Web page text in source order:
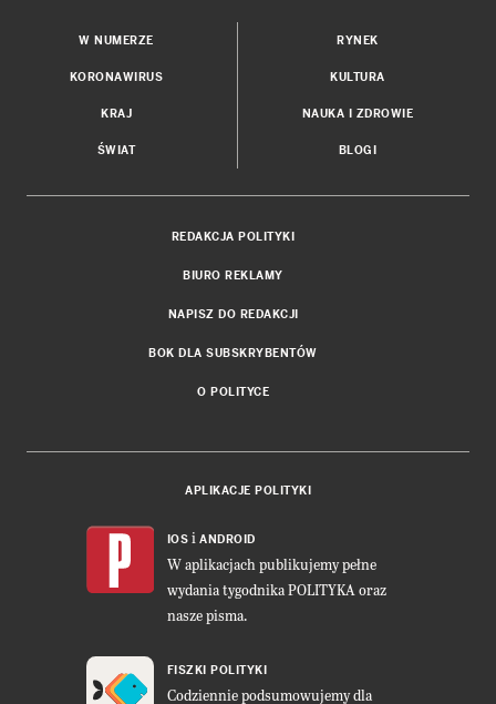
W NUMERZE
KORONAWIRUS
KRAJ
ŚWIAT
RYNEK
KULTURA
NAUKA I ZDROWIE
BLOGI
REDAKCJA POLITYKI
BIURO REKLAMY
NAPISZ DO REDAKCJI
BOK DLA SUBSKRYBENTÓW
O POLITYCE
APLIKACJE POLITYKI
IOS i ANDROID
W aplikacjach publikujemy pełne
wydania tygodnika POLITYKA oraz
nasze pisma.
FISZKI POLITYKI
Codziennie podsumowujemy dla